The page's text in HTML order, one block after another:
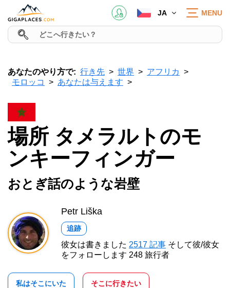
JA MENU
あなたのやり方で: 行き先 世界
アフリカ
モロッコ
あなたは与えます
場所 タメラルトのモ
ンキーフィンガー
おとぎ話のような岩壁
Petr Liška
追跡
彼女は書きました 2517 記事 そして彼/彼女
をフォローします 248 旅行者
私はそこにいた そこに行きたい